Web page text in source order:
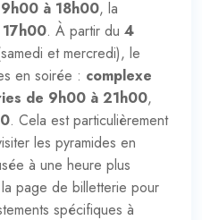
9h00 à 18h00, la
. À partir du 4
et mercredi), le
en soirée : complexe
de 9h00 à 21h00,
. Cela est particulièrement
les pyramides en
à une heure plus
page de billetterie pour
spécifiques à